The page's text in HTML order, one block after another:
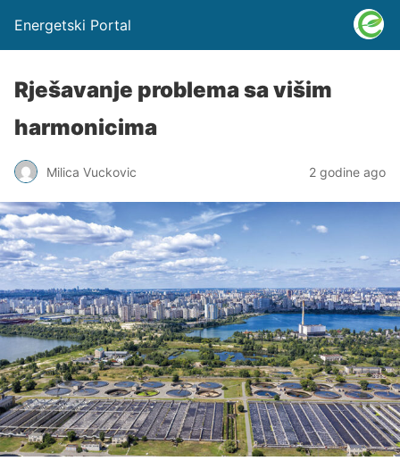
Energetski Portal
Rješavanje problema sa višim
harmonicima
Milica Vuckovic 2 godine ago